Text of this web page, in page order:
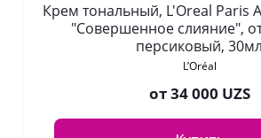
Крем тональный, L'Oreal Paris
"Совершенное слияние",
персиковый, 30мл
L’Oréal
от34 000 UZS